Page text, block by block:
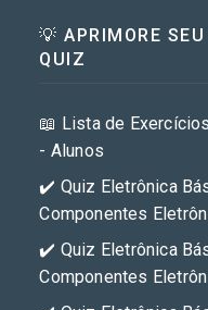
💡 APRIMORE
QUIZ
📖 Lista de
- Alunos
✔️ Quiz Eletrônica
Componentes
✔️ Quiz Eletrônica
Componentes